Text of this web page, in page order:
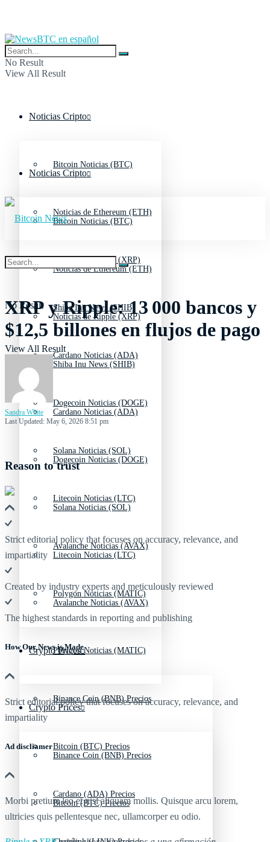
No Result
View All Result
Noticias Cripto
Bitcoin Noticias (BTC)
Noticias de Ethereum (ETH)
Noticias de Ripple (XRP)
Shiba Inu News (SHIB)
Cardano Noticias (ADA)
Dogecoin Noticias (DOGE)
Solana Noticias (SOL)
Litecoin Noticias (LTC)
Avalanche Noticias (AVAX)
Polygon Noticias (MATIC)
Crypto Prices
Binance Coin (BNB) Precios
Bitcoin (BTC) Precios
Cardano (ADA) Precios
Noticias Cripto
Bitcoin Noticias (BTC)
Noticias de Ethereum (ETH)
Noticias de Ripple (XRP)
Shiba Inu News (SHIB)
Cardano Noticias (ADA)
Dogecoin Noticias (DOGE)
Solana Noticias (SOL)
Litecoin Noticias (LTC)
Avalanche Noticias (AVAX)
Polygon Noticias (MATIC)
Crypto Prices
Binance Coin (BNB) Precios
Bitcoin (BTC) Precios
No Result
View All Result
XRP y Ripple: 13 000 bancos y
$12,5 billones en flujos de pago
Sandra White
Last Updated: May 6, 2026 8:51 pm
Reason to trust
Strict editorial policy that focuses on accuracy, relevance, and
impartiality
Created by industry experts and meticulously reviewed
The highest standards in reporting and publishing
How Our News is Made
Strict editorial policy that focuses on accuracy, relevance, and
impartiality
Ad discliamer
Morbi pretium leo et nisl aliquam mollis. Quisque arcu lorem,
ultricies quis pellentesque nec, ullamcorper eu odio.